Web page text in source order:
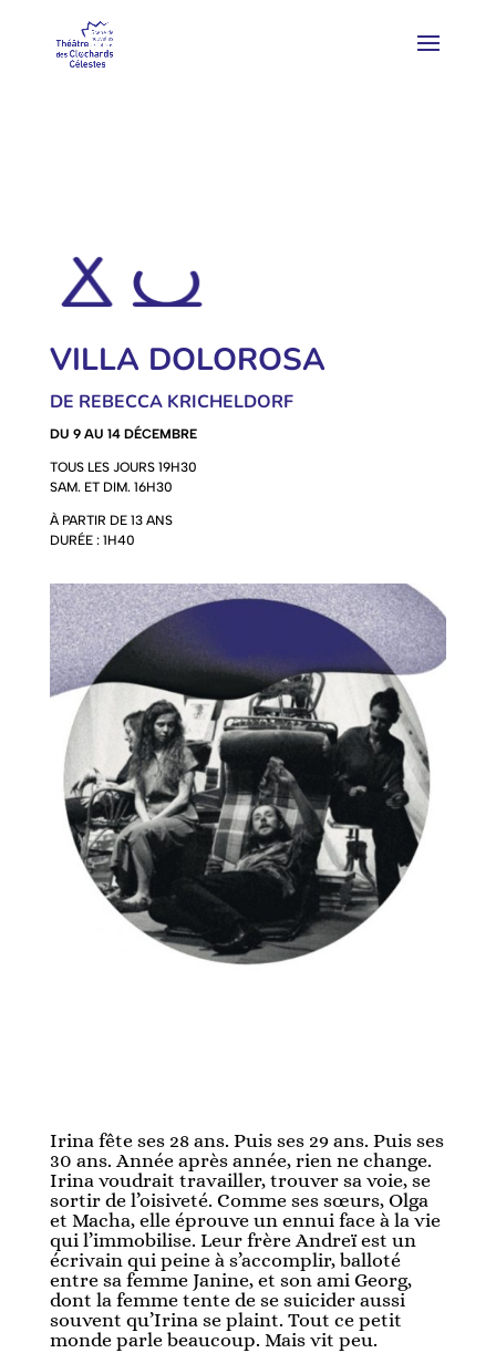
VILLA DOLOROSA
DE REBECCA KRICHELDORF
DU 9 AU 14 DÉCEMBRE
TOUS LES JOURS 19H30
SAM. ET DIM. 16H30
À PARTIR DE 13 ANS
DURÉE : 1H40
Irina fête ses 28 ans. Puis ses 29 ans. Puis ses
30 ans. Année après année, rien ne change.
Irina voudrait travailler, trouver sa voie, se
sortir de l’oisiveté. Comme ses sœurs, Olga
et Macha, elle éprouve un ennui face à la vie
qui l’immobilise. Leur frère Andreï est un
écrivain qui peine à s’accomplir, balloté
entre sa femme Janine, et son ami Georg,
dont la femme tente de se suicider aussi
souvent qu’Irina se plaint. Tout ce petit
monde parle beaucoup. Mais vit peu.